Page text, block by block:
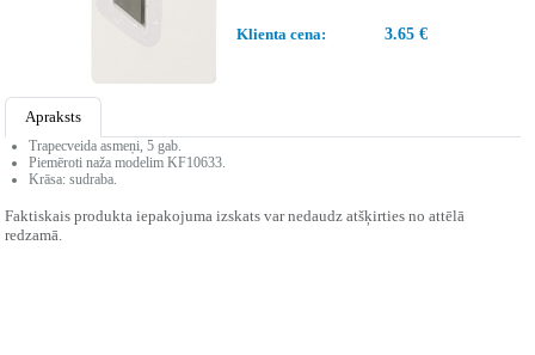
Klienta cena: 3.65 €
Apraksts
Trapecveida asmeņi, 5 gab.
Piemēroti naža modelim KF10633.
Krāsa: sudraba.
Faktiskais produkta iepakojuma izskats var nedaudz atšķirties no attēlā
redzamā.